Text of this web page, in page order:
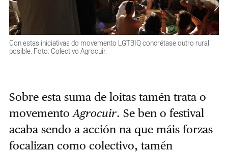
Con estas iniciativas do movemento LGTBIQ concrétase outro rural
posible. Foto: Colectivo Agrocuir.
Sobre esta suma de loitas tamén trata o
movementoAgrocuir. Se ben o festival
acaba sendo a acción na que máis forzas
focalizan como colectivo, tamén